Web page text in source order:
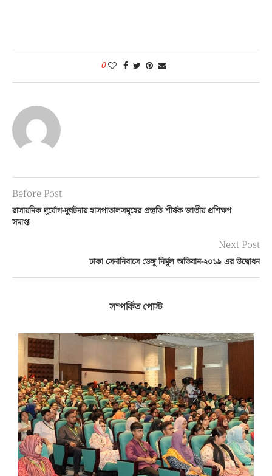
0
Before Post
রাসায়নিক দুর্যোগ-দুর্ঘটনায় হাসপাতালসমূহের প্রস্তুতি শীর্ষক জাতীয় প্রশিক্ষণ
সমাপ্ত
Next Post
ঢাকা সেনানিবাসে ডেঙ্গু নির্মূল অভিযান-২০১৯ এর উদ্বোধন
সম্পর্কিত পোস্ট